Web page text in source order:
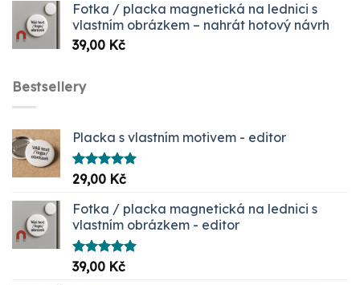
až
1099,00 Kč
Fotka / placka magnetická na lednici s
vlastním obrázkem – nahrát hotový návrh
39,00 Kč
Bestsellery
Placka s vlastním motivem - editor
Hodnocení
5.00
29,00 Kč
Fotka / placka magnetická na lednici s
vlastním obrázkem - editor
Hodnocení
5.00
39,00 Kč